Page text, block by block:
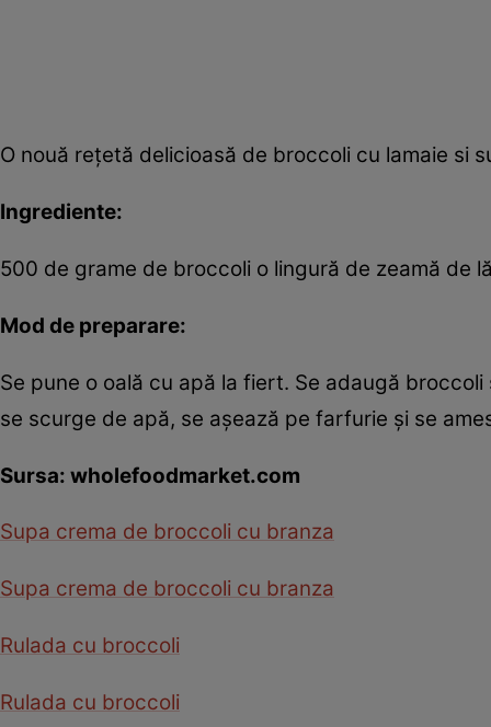
O nouă reţetă delicioasă de broccoli cu lamaie si
Ingrediente:
500 de grame de broccoli o lingură de zeamă de
Mod de preparare:
Se pune o oală cu apă la fiert. Se adaugă
se scurge de apă, se aşează pe farfurie şi se
Sursa: wholefoodmarket.com
Supa crema de broccoli cu branza
Supa crema de broccoli cu branza
Rulada cu broccoli
Rulada cu broccoli